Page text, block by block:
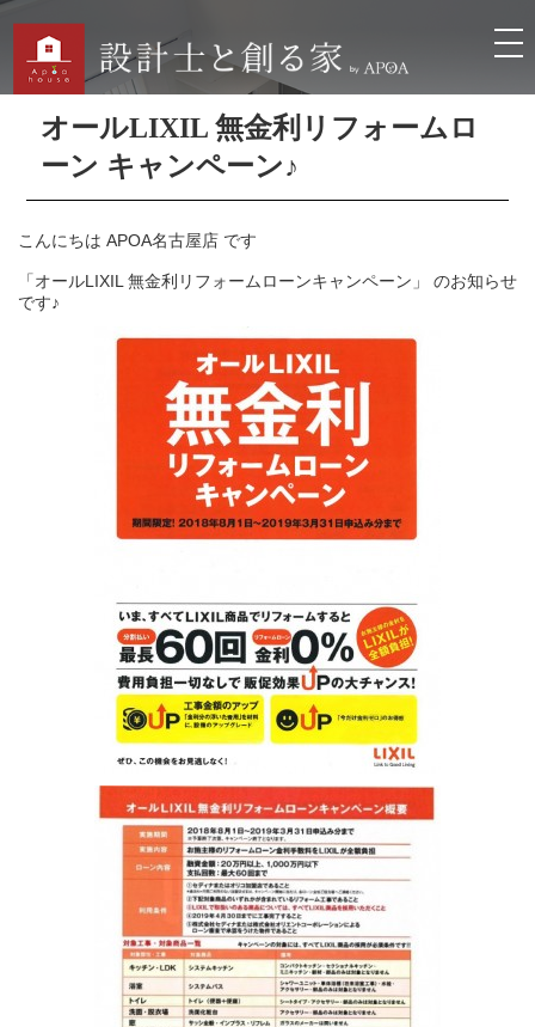
オールLIXIL 無金利リフォームロ
ーン キャンペーン♪
こんにちは APOA名古屋店 です
「オールLIXIL 無金利リフォームローンキャンペーン」 のお知らせ
です♪